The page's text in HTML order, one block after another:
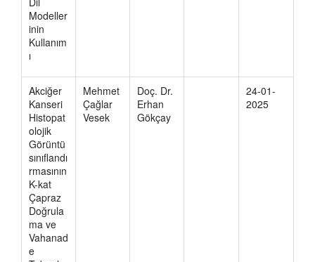
Modeller
inin
Kullanım
ı
Akciğer
Kanseri
Histopat
olojik
Görüntü
sınıflandı
rmasının
K-kat
Çapraz
Doğrula
ma ve
Vahanad
e
Mehmet
Çağlar
Vesek
Doç. Dr.
Erhan
Gökçay
24-01-
2025